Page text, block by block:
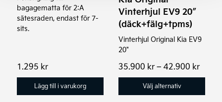
bagagematta för 2:A
sätesraden, endast för 7-
sits.
1.295 kr
Lägg till i varukorg
Vinterhjul EV9 20″
(däck+fälg+tpms)
Vinterhjul Original Kia EV9
20"
35.900 kr– 42.900 kr
Välj alternativ
alternativen
kan
väljas
på